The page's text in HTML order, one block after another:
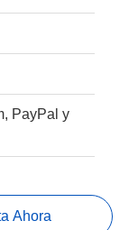
PayPal y
Ahora